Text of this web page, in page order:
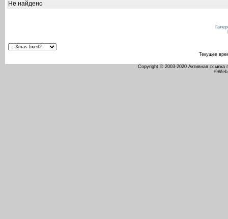
Не найдено
Текущее
Copyright © 2003-2020 Активная ссылка